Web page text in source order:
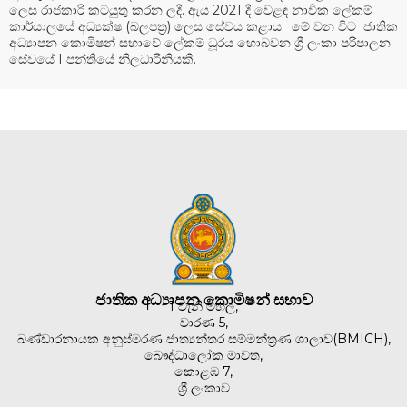
ලෙස රාජකාරි කටයුතු කරන ලදී. ඇය 2021 දී වෙළඳ නාවික ලේකම්
කාර්යාලයේ අධ්‍යක්ෂ (බලපත්‍ර) ලෙස සේවය කළාය. මේ වන විට ජාතික
අධ්‍යාපන කොමිෂන් සභාවේ ලේකම් ධූරය හොබවන ශ්‍රී ලංකා පරිපාලන
සේවයේ I පන්තියේ නිලධාරිනියකි.
ජාතික අධ්‍යාපන කොමිෂන් සභාව
1 වැනි මහල,
වාරණ 5,
බණ්ඩාරනායක අනුස්මරණ ජාත්‍යන්තර සම්මන්ත්‍රණ ශාලාව(BMICH),
බෞද්ධාලෝක මාවත,
කොළඹ 7,
ශ්‍රී ලංකාව